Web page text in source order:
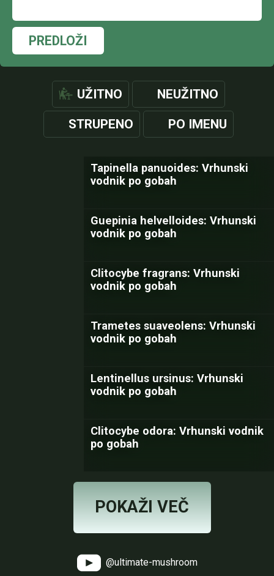
PREDLOŽI
UŽITNO NEUŽITNO
STRUPENO PO IMENU
Tapinella panuoides: Vrhunski
vodnik po gobah
Guepinia helvelloides: Vrhunski
vodnik po gobah
Clitocybe fragrans: Vrhunski
vodnik po gobah
Trametes suaveolens: Vrhunski
vodnik po gobah
Lentinellus ursinus: Vrhunski
vodnik po gobah
Clitocybe odora: Vrhunski vodnik
po gobah
POKAŽI VEČ
@ultimate-mushroom